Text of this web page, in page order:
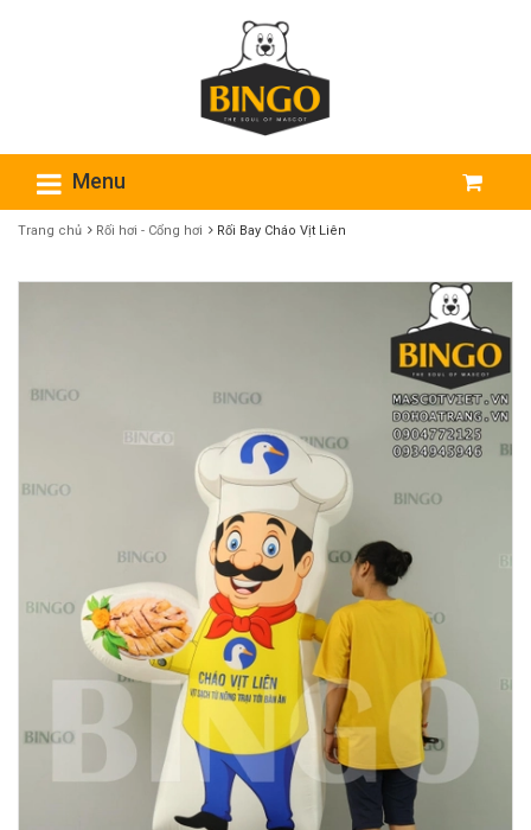
Menu
Trang chủ Rối hơi - Cổng hơi Rối Bay Cháo Vịt Liên